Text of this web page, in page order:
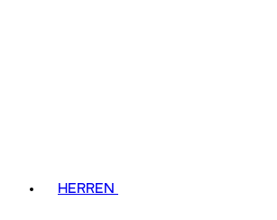
HERREN